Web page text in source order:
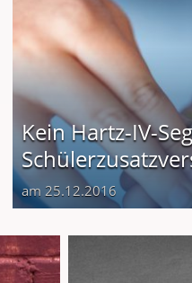
Kein Hartz-IV-
am 25.12.2016